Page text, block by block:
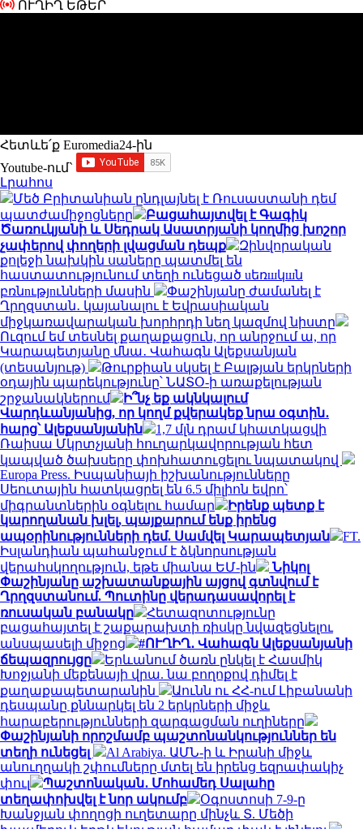
ՈՒՂԻՂ ԵԹԵՐ
Հետևե՛ք Euromedia24-ին
Youtube-ում`
Լրահոս
Մեծ Բրիտանիան ընդլայնել է Ռուսաստանի դեմ
պատժամիջոցները
Բացահայտվել է Գագիկ
Ծառուկյանի և Սեդրակ Ասատրյանի կողմից խոշոր
չափերով փողերի լվացման դեպք
Զինվորական
քոլեջի նախկին սաները պատմել են
հաստատությունում տեղի ունեցած uեռшկшն
բռնnւթյnւնների մասին
Փաշինյանը ժամանել է
Ղրղզստան․ կայանալու է Եվրասիական
միջկառավարական խորհրդի նեղ կազմով նիստը
Ուզում եմ տեսնել քաղաքացուն, որ անրջում ա, որ
Կարապետյանը մնա․ Վահագն Ալեքսանյան
(տեսանյութ)
Թուրքիան սկսել է Բալթյան երկրների
օդային պարեկությունը՝ ՆԱՏՕ-ի առաքելության
շրջանակներում
Ի՞նչ եք ակնկալում
Վարդևանյանից, որ կողմ քվերակեք նրա օգտին․
հարց՝ Ալեքսանյանին
1,7 մլն դրամ կհատկացվի
Ռաիսա Մկրտչյանի հուղարկավորության հետ
կապված ծախսերը փոխհատուցելու նպատակով
Europa Press. Իսպանիայի իշխանությունները
Սեուտային հատկացրել են 6.5 միլիոն եվրո՝
միգրանտներին օգնելու համար
Իրենք պետք է
կարողանան խլել, պայքարում ենք իրենց
ապօրինությունների դեմ. Սամվել Կարապետյան
FT.
Իսլանդիան պահանջում է ձկնորսության
վերահսկողություն, եթե միանա ԵՄ-ին
Նիկոլ
Փաշինյանը աշխատանքային այցով գտնվում է
Ղրղզստանում. Պուտինը վերադասավորել է
ռուսական բանակը
Հետազոտությունը
բացահայտել է շաքարախտի ռիսկը նվազեցնելու
անսպասելի միջոց
#ՈՒՂԻՂ․ Վահագն Ալեքսանյանի
ճեպազրույցը
Երևանում ծառն ընկել է Հասմիկ
Խոջյանի մեքենայի վրա. նա բողոքով դիմել է
քաղաքապետարանին
Աունն ու ՀՀ-ում Լիբանանի
դեսպանը քննարկել են 2 երկրների միջև
հարաբերությունների զարգացման ուղիները
Փաշինյանի որոշմամբ պաշտոնանկություններ են
տեղի ունեցել
Al Arabiya. ԱՄՆ-ի և Իրանի միջև
անուղղակի շփումները մտել են իրենց եզրափակիչ
փուլ
Պաշտոնական․ Մոհամեդ Սալահը
տեղափոխվել է նոր ակումբ
Օգոստոսի 7-9-ը
Խանջյան փողոցի ուղետարը մինչև Տ. Մեծի